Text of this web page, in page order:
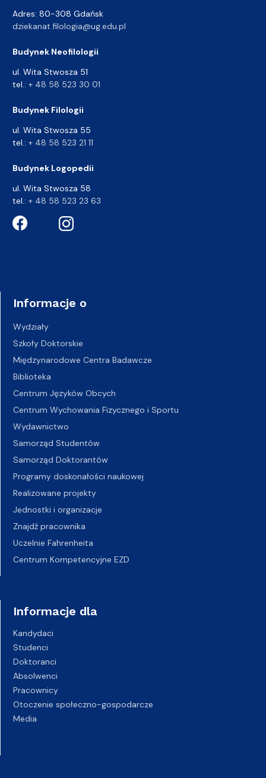
Adres: 80-308 Gdańsk
dziekanat.filologia@ug.edu.pl
Budynek Neofilologii
ul. Wita Stwosza 51
tel.: + 48 58 523 30 01
Budynek Filologii
ul. Wita Stwosza 55
tel.: + 48 58 523 21 11
Budynek Logopedii
ul. Wita Stwosza 58
tel.: + 48 58 523 23 63
Informacje o
Wydziały
Szkoły Doktorskie
Międzynarodowe Centra Badawcze
Biblioteka
Centrum Języków Obcych
Centrum Wychowania Fizycznego i Sportu
Wydawnictwo
Samorząd Studentów
Samorząd Doktorantów
Programy doskonałości naukowej
Realizowane projekty
Jednostki i organizacje
Znajdź pracownika
Uczelnie Fahrenheita
Centrum Kompetencyjne EZD
Informacje dla
Kandydaci
Studenci
Doktoranci
Absolwenci
Pracownicy
Otoczenie społeczno-gospodarcze
Media